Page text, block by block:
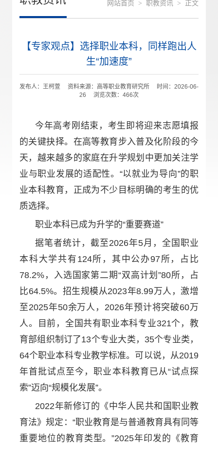
网站首页 > 职教资讯 > 正文
【专家观点】选择职业本科，同样跑出人
生“加速度”
发布人：王柯萱 资料来源：高等职业教育研究所 时间：2026-06-
26 浏览次数： 466次
今年高考刚结束，考生即将迎来志愿填报
的关键抉择。在高等教育步入普及化阶段的今
天，越来越多的家庭在升学规划中更加关注学
业与职业发展的适配性。“以就业为导向”的职
业本科教育，正成为不少目标明确的考生的优
质选择。
职业本科已成为升学的“重要赛道”
据笔者统计，截至2026年5月，全国职业
本科大学共有124所，其中公办97所，占比
78.2%，入选国家第二期“双高计划”80所，占
比64.5%。招生规模从2023年8.99万人，激增
至2025年50余万人，2026年预计将突破60万
人。目前，全国共有职业本科专业321个，教
育部组织制订了13个专业大类，35个专业类，
64个职业本科专业教学标准。可以说，从2019
年首批试点至今，职业本科教育已从“试点探
索”迈向“规模化发展”。
2022年新修订的《中华人民共和国职业教
育法》规定：“职业教育是与普通教育具有同等
重要地位的教育类型。”2025年印发的《教育